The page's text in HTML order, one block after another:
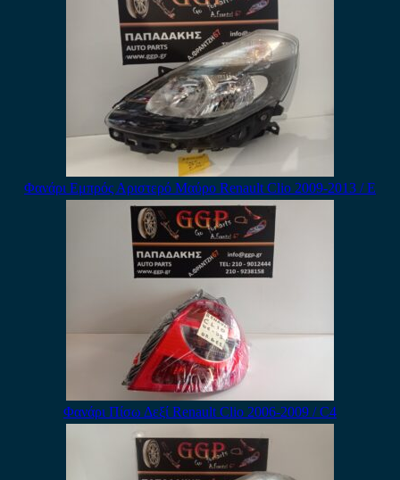
Φανάρι Εμπρός Αριστερό Μαύρο Renault Clio 2009-2013 / Ε
Φανάρι Πίσω Δεξί Renault Clio 2006-2009 / C4